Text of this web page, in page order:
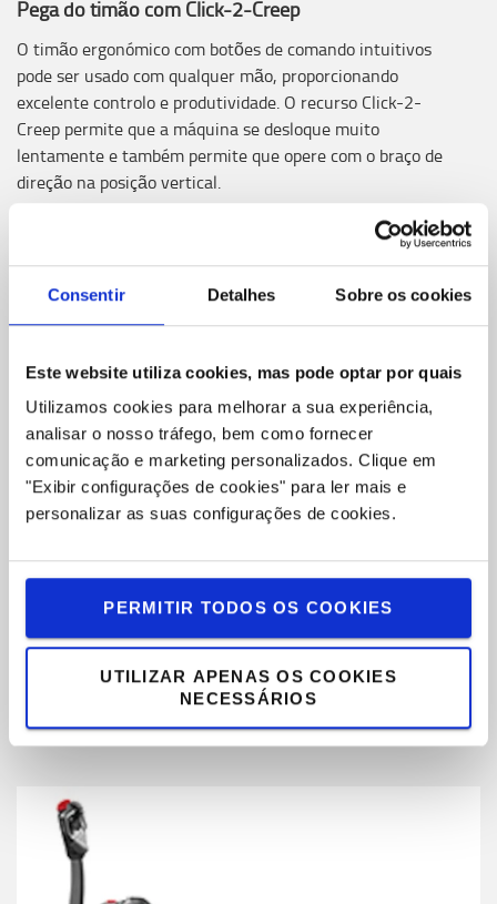
Consentir Detalhes Sobre os cookies
Este website utiliza cookies, mas pode optar por quais
Utilizamos cookies para melhorar a sua experiência,
analisar o nosso tráfego, bem como fornecer
comunicação e marketing personalizados. Clique em
"Exibir configurações de cookies" para ler mais e
personalizar as suas configurações de cookies.
PERMITIR TODOS OS COOKIES
UTILIZAR APENAS OS COOKIES
NECESSÁRIOS
Pega do timão com Click-2-Creep
O timão ergonómico com botões de comando intuitivos
pode ser usado com qualquer mão, proporcionando
excelente controlo e produtividade. O recurso Click-2-
Creep permite que a máquina se desloque muito
lentamente e também permite que opere com o braço de
direção na posição vertical.
Sistema único Castorlink
O design do chassi de cinco rodas garante estabilidade:
rodízios laterais interligados protegem as rodas e a carga, o
que garante estabilidade em superfícies irregulares.